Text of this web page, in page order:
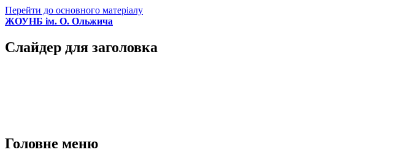
Перейти до основного матеріалу
ЖОУНБ ім. О. Ольжича
Слайдер для заголовка
Головне меню